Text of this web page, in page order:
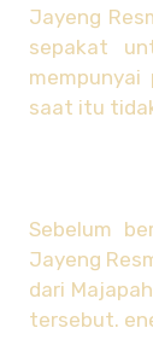
Jayeng
sepakat
saat itu
Sebelum
Jayeng
dari
tersebut.